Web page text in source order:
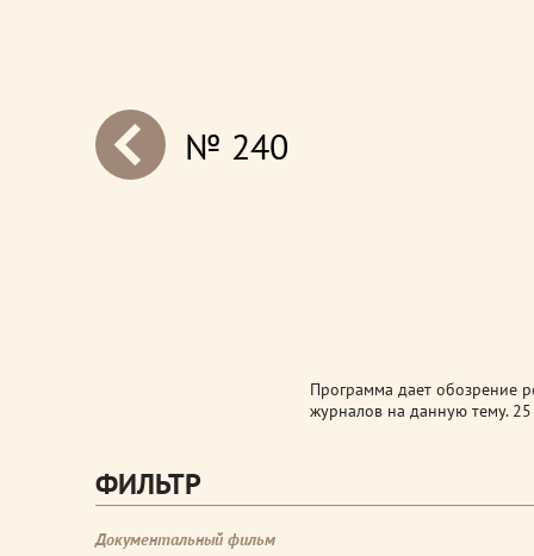
next№ 240
Программа дает обозрение
журналов на данную тему.
ФИЛЬТР
Документальный фильм